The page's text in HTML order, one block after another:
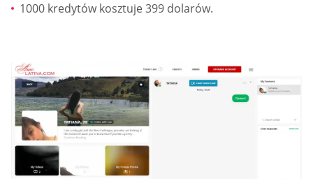
1000 kredytów kosztuje 399 dolarów.